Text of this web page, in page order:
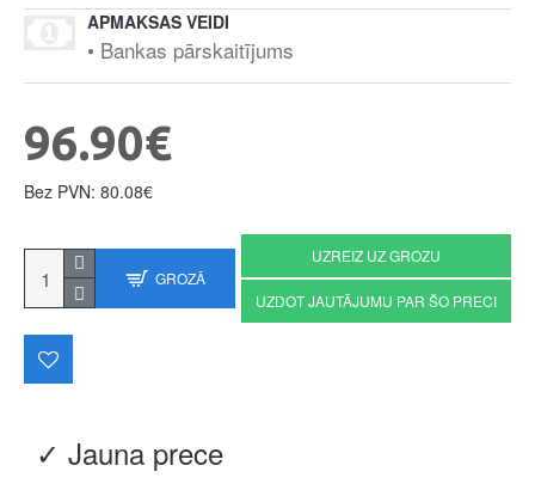
APMAKSAS VEIDI
• Bankas pārskaitījums
✓ Jauna prece
96.90€
Bez PVN: 80.08€
GROZĀ
UZREIZ UZ GROZU
UZDOT JAUTĀJUMU PAR ŠO PRECI